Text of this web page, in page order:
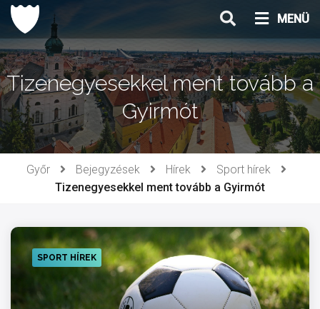
Ugrás
tartalomhoz
MENÜ
Tizenegyesekkel ment tovább a
Gyirmót
Győr Bejegyzések Hírek
Sport hírek
Tizenegyesekkel ment tovább a Gyirmót
SPORT HÍREK